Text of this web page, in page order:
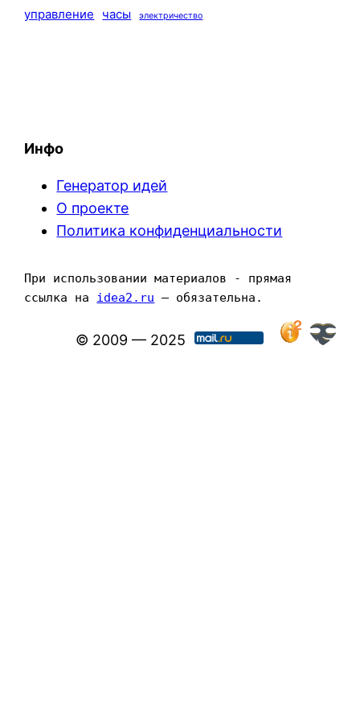
управление часы электричество
Инфо
Генератор идей
О проекте
Политика конфиденциальности
При использовании материалов - прямая
ссылка на idea2.ru — обязательна.
© 2009 — 2025